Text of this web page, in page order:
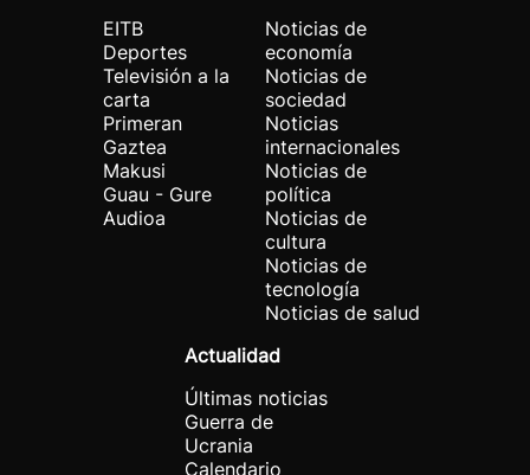
EITB
Deportes
Televisión a la
carta
Primeran
Gaztea
Makusi
Guau - Gure
Audioa
Noticias de
economía
Noticias de
sociedad
Noticias
internacionales
Noticias de
política
Noticias de
cultura
Noticias de
tecnología
Noticias de salud
Actualidad
Últimas noticias
Guerra de
Ucrania
Calendario